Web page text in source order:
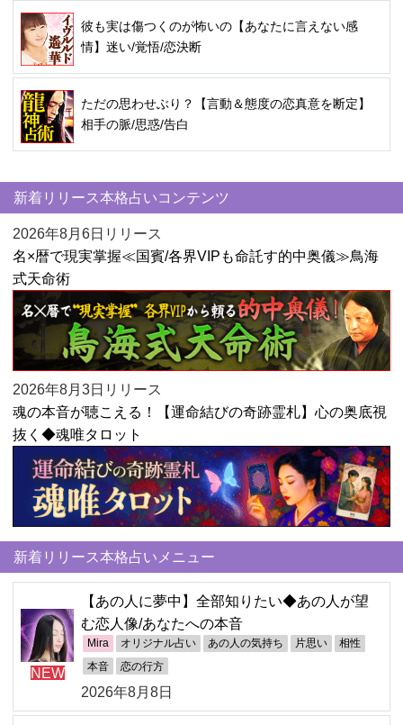
彼も実は傷つくのが怖いの【あなたに言えない感
情】迷い/覚悟/恋決断
ただの思わせぶり？【言動＆態度の恋真意を断定】
相手の脈/思惑/告白
新着リリース本格占いコンテンツ
2026年8月6日リリース
名×暦で現実掌握≪国賓/各界VIPも命託す的中奥儀≫鳥海
式天命術
2026年8月3日リリース
魂の本音が聴こえる！【運命結びの奇跡霊札】心の奥底視
抜く◆魂唯タロット
新着リリース本格占いメニュー
NEW
【あの人に夢中】全部知りたい◆あの人が望
む恋人像/あなたへの本音
Mira オリジナル占い あの人の気持ち 片思い 相性
本音 恋の行方
2026年8月8日